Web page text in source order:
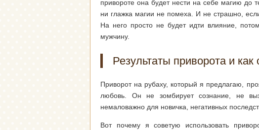
привороте она будет нести на себе магию до
ни глажка магии не помеха. И не страшно,
На него просто не будет идти влияние,
мужчину.
Результаты приворота и
Приворот на рубаху, который я предлагаю,
любовь. Он не зомбирует сознание, не
немаловажно для новичка, негативных
Вот почему я советую использовать